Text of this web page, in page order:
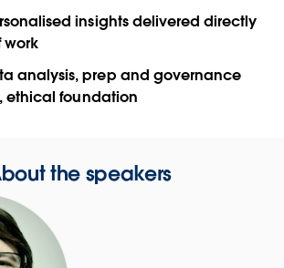
insights delivered directly
work
analysis, prep and governance
ethical foundation
the speakers